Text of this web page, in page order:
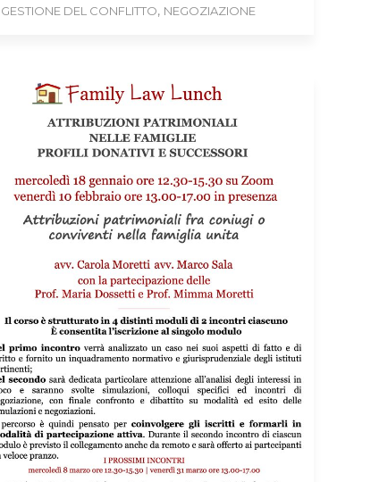
GESTIONE DEL CONFLITTO, NEGOZIAZIONE